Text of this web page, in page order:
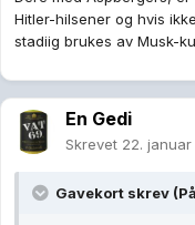
Hitler-hilsener og hvis
stadiig brukes av Musk-
En Gedi
Skrevet 22.
Gavekort skrev